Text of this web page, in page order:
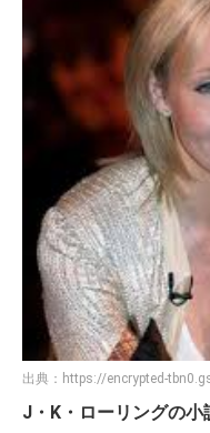
出典： https://encrypted-
J・K・ローリングの小